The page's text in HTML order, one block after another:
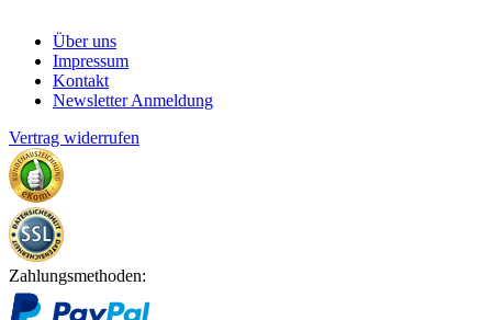
Über uns
Impressum
Kontakt
Newsletter Anmeldung
Vertrag widerrufen
Zahlungsmethoden: